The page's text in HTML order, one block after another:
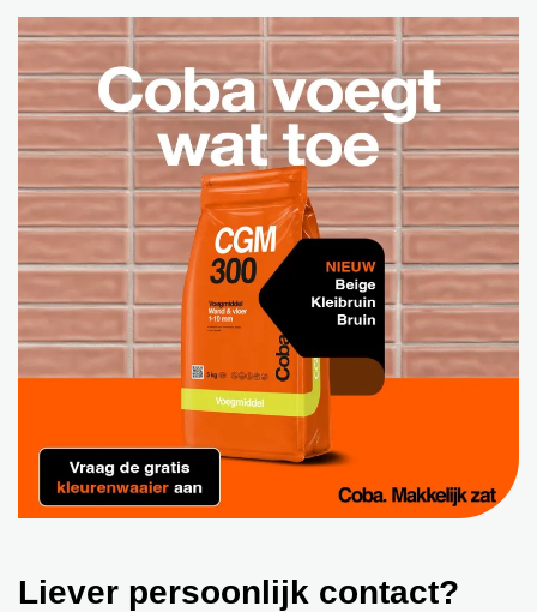
Liever persoonlijk contact?